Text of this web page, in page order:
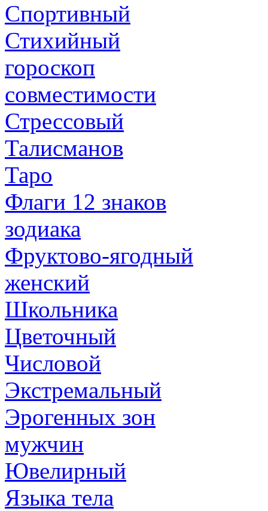
Спортивный
Стихийный
гороскоп
совместимости
Стрессовый
Талисманов
Таро
Флаги 12 знаков
зодиака
Фруктово-ягодный
женский
Школьника
Цветочный
Числовой
Экстремальный
Эрогенных зон
мужчин
Ювелирный
Языка тела